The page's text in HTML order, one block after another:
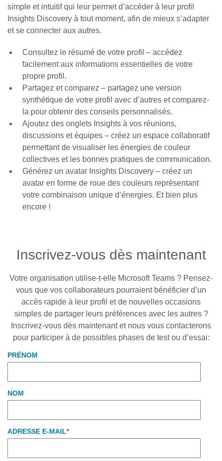
simple et intuitif qui leur permet d’accéder à leur profil
Insights Discovery à tout moment, afin de mieux s’adapter
et se connecter aux autres.
Consultez le résumé de votre profil – accédez
facilement aux informations essentielles de votre
propre profil.
Partagez et comparez – partagez une version
synthétique de votre profil avec d’autres et comparez-
la pour obtenir des conseils personnalisés.
Ajoutez des onglets Insights à vos réunions,
discussions et équipes – créez un espace collaboratif
permettant de visualiser les énergies de couleur
collectives et les bonnes pratiques de communication.
Générez un avatar Insights Discovery – créez un
avatar en forme de roue des couleurs représentant
votre combinaison unique d’énergies. Et bien plus
encore !
Inscrivez-vous dès maintenant
Votre organisation utilise-t-elle Microsoft Teams ? Pensez-
vous que vos collaborateurs pourraient bénéficier d’un
accès rapide à leur profil et de nouvelles occasions
simples de partager leurs préférences avec les autres ?
Inscrivez-vous dès maintenant et nous vous contacterons
pour participer à de possibles phases de test ou d’essai:
PRÉNOM
NOM
ADRESSE E-MAIL*